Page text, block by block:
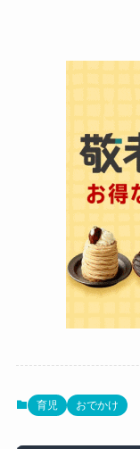
育児 おでかけ